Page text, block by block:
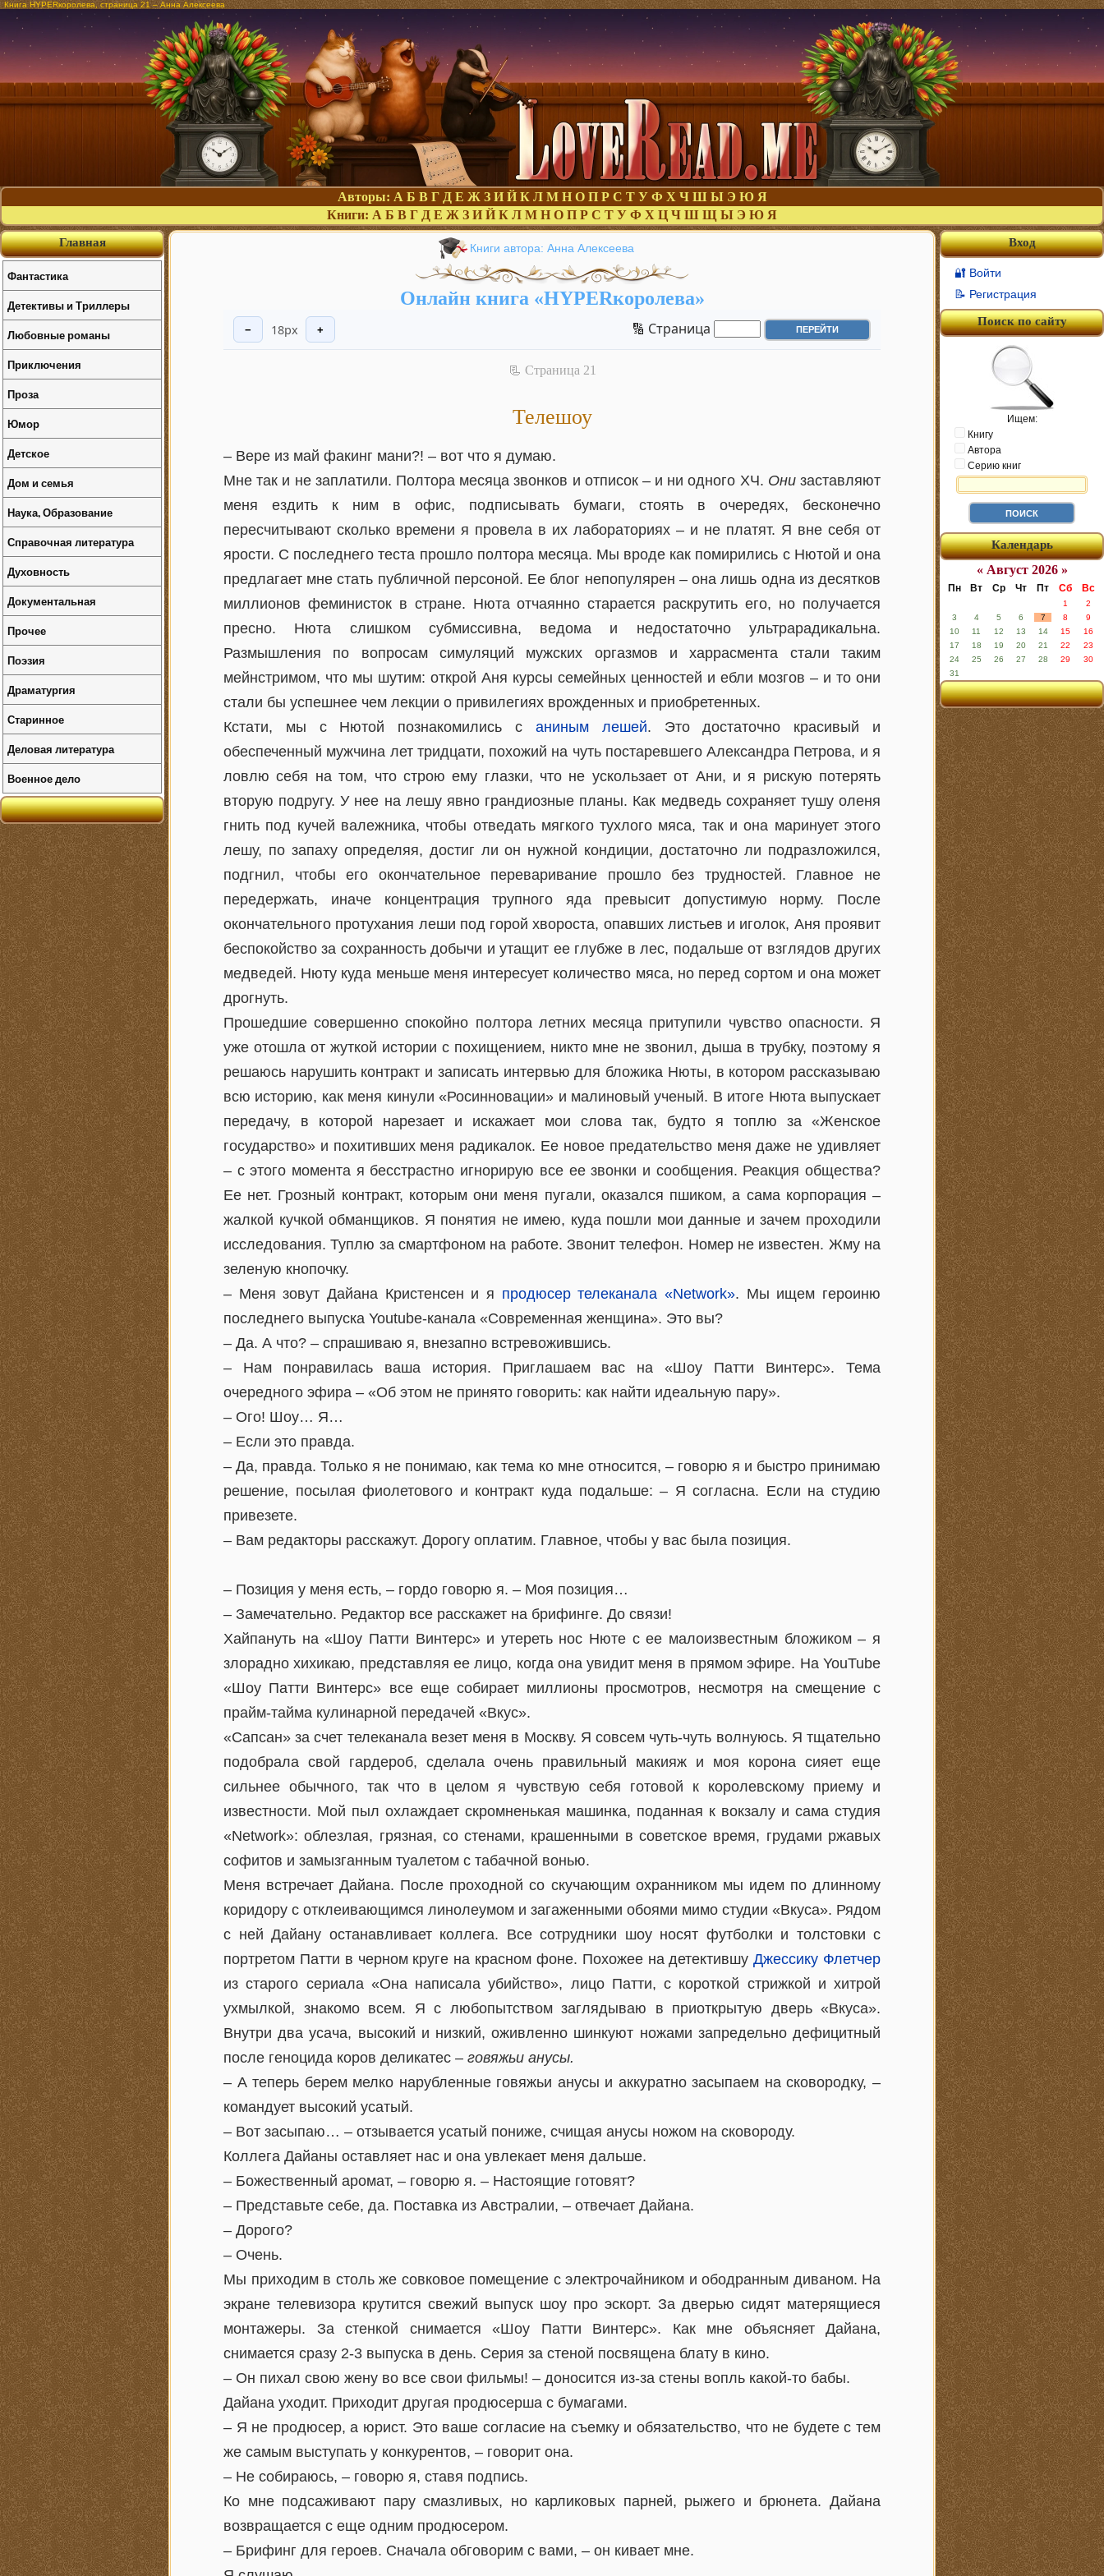
Книга HYPERкоролева, страница 21 – Анна Алексеева
Авторы: А Б В Г Д Е Ж З И Й К Л М Н О П Р С Т У Ф Х Ч Ш Ы Э Ю Я
Книги: А Б В Г Д Е Ж З И Й К Л М Н О П Р С Т У Ф Х Ц Ч Ш Щ Ы Э Ю Я
Книги автора: Анна Алексеева
Онлайн книга «HYPERкоролева»
− 18px + 🔢 Страница
📃 Cтраница 21
Телешоу
– Вере из май факинг мани?! – вот что я думаю.
Мне так и не заплатили. Полтора месяца звонков и отписок – и ни одного ХЧ. Онизаставляют
меня ездить к ним в офис, подписывать бумаги, стоять в очередях, бесконечно
пересчитывают сколько времени я провела в их лабораториях – и не платят. Я вне себя от
ярости. С последнего теста прошло полтора месяца. Мы вроде как помирились с Нютой и она
предлагает мне стать публичной персоной. Ее блог непопулярен – она лишь одна из десятков
миллионов феминисток в стране. Нюта отчаянно старается раскрутить его, но получается
пресно. Нюта слишком субмиссивна, ведома и недостаточно ультрарадикальна.
Размышления по вопросам симуляций мужских оргазмов и харрасмента стали таким
мейнстримом, что мы шутим: открой Аня курсы семейных ценностей и ебли мозгов – и то они
стали бы успешнее чем лекции о привилегиях врожденных и приобретенных.
Кстати, мы с Нютой познакомились с аниным лешей. Это достаточно красивый и
обеспеченный мужчина лет тридцати, похожий на чуть постаревшего Александра Петрова, и я
ловлю себя на том, что строю ему глазки, что не ускользает от Ани, и я рискую потерять
вторую подругу. У нее на лешу явно грандиозные планы. Как медведь сохраняет тушу оленя
гнить под кучей валежника, чтобы отведать мягкого тухлого мяса, так и она маринует этого
лешу, по запаху определяя, достиг ли он нужной кондиции, достаточно ли подразложился,
подгнил, чтобы его окончательное переваривание прошло без трудностей. Главное не
передержать, иначе концентрация трупного яда превысит допустимую норму. После
окончательного протухания леши под горой хвороста, опавших листьев и иголок, Аня проявит
беспокойство за сохранность добычи и утащит ее глубже в лес, подальше от взглядов других
медведей. Нюту куда меньше меня интересует количество мяса, но перед сортом и она может
дрогнуть.
Прошедшие совершенно спокойно полтора летних месяца притупили чувство опасности. Я
уже отошла от жуткой истории с похищением, никто мне не звонил, дыша в трубку, поэтому я
решаюсь нарушить контракт и записать интервью для бложика Нюты, в котором рассказываю
всю историю, как меня кинули «Росинновации» и малиновый ученый. В итоге Нюта выпускает
передачу, в которой нарезает и искажает мои слова так, будто я топлю за «Женское
государство» и похитивших меня радикалок. Ее новое предательство меня даже не удивляет
– с этого момента я бесстрастно игнорирую все ее звонки и сообщения. Реакция общества?
Ее нет. Грозный контракт, которым они меня пугали, оказался пшиком, а сама корпорация –
жалкой кучкой обманщиков. Я понятия не имею, куда пошли мои данные и зачем проходили
исследования. Туплю за смартфоном на работе. Звонит телефон. Номер не известен. Жму на
зеленую кнопочку.
– Меня зовут Дайана Кристенсен и я продюсер телеканала «Network». Мы ищем героиню
последнего выпуска Youtube-канала «Современная женщина». Это вы?
– Да. А что? – спрашиваю я, внезапно встревожившись.
– Нам понравилась ваша история. Приглашаем вас на «Шоу Патти Винтерс». Тема
очередного эфира – «Об этом не принято говорить: как найти идеальную пару».
– Ого! Шоу… Я…
– Если это правда.
– Да, правда. Только я не понимаю, как тема ко мне относится, – говорю я и быстро принимаю
решение, посылая фиолетового и контракт куда подальше: – Я согласна. Если на студию
привезете.
– Вам редакторы расскажут. Дорогу оплатим. Главное, чтобы у вас была позиция.
– Позиция у меня есть, – гордо говорю я. – Моя позиция…
– Замечательно. Редактор все расскажет на брифинге. До связи!
Хайпануть на «Шоу Патти Винтерс» и утереть нос Нюте с ее малоизвестным бложиком – я
злорадно хихикаю, представляя ее лицо, когда она увидит меня в прямом эфире. На YouTube
«Шоу Патти Винтерс» все еще собирает миллионы просмотров, несмотря на смещение с
прайм-тайма кулинарной передачей «Вкус».
«Сапсан» за счет телеканала везет меня в Москву. Я совсем чуть-чуть волнуюсь. Я тщательно
подобрала свой гардероб, сделала очень правильный макияж и моя корона сияет еще
сильнее обычного, так что в целом я чувствую себя готовой к королевскому приему и
известности. Мой пыл охлаждает скромненькая машинка, поданная к вокзалу и сама студия
«Network»: облезлая, грязная, со стенами, крашенными в советское время, грудами ржавых
софитов и замызганным туалетом с табачной вонью.
Меня встречает Дайана. После проходной со скучающим охранником мы идем по длинному
коридору с отклеивающимся линолеумом и загаженными обоями мимо студии «Вкуса». Рядом
с ней Дайану останавливает коллега. Все сотрудники шоу носят футболки и толстовки с
портретом Патти в черном круге на красном фоне. Похожее на детектившуДжессику Флетчер
из старого сериала «Она написала убийство», лицо Патти, с короткой стрижкой и хитрой
ухмылкой, знакомо всем. Я с любопытством заглядываю в приоткрытую дверь «Вкуса».
Внутри два усача, высокий и низкий, оживленно шинкуют ножами запредельно дефицитный
после геноцида коров деликатес – говяжьи анусы.
– А теперь берем мелко нарубленные говяжьи анусы и аккуратно засыпаем на сковородку, –
командует высокий усатый.
– Вот засыпаю… – отзывается усатый пониже, счищая анусы ножом на сковороду.
Коллега Дайаны оставляет нас и она увлекает меня дальше.
– Божественный аромат, – говорю я. – Настоящие готовят?
– Представьте себе, да. Поставка из Австралии, – отвечает Дайана.
– Дорого?
– Очень.
Мы приходим в столь же совковое помещение с электрочайником и ободранным диваном. На
экране телевизора крутится свежий выпуск шоу про эскорт. За дверью сидят матерящиеся
монтажеры. За стенкой снимается «Шоу Патти Винтерс». Как мне объясняет Дайана,
снимается сразу 2-3 выпуска в день. Серия за стеной посвящена блату в кино.
– Он пихал свою жену во все свои фильмы! – доносится из-за стены вопль какой-то бабы.
Дайана уходит. Приходит другая продюсерша с бумагами.
– Я не продюсер, а юрист. Это ваше согласие на съемку и обязательство, что не будете с тем
же самым выступать у конкурентов, – говорит она.
– Не собираюсь, – говорю я, ставя подпись.
Ко мне подсаживают пару смазливых, но карликовых парней, рыжего и брюнета. Дайана
возвращается с еще одним продюсером.
– Брифинг для героев. Сначала обговорим с вами, – он кивает мне.
Вход
🔐 Войти
📝 Регистрация
Поиск по сайту
Ищем:
Книгу
Автора
Серию книг
Календарь
« Август 2026 »
Пн Вт Ср Чт Пт Сб Вс
1
2
3
4 5 6 7 8
9
10
11 12 13 14 15
16
17
18 19 20 21 22
23
24
25 26 27 28 29
30
31
Главная
Фантастика
Детективы и Триллеры
Любовные романы
Приключения
Проза
Юмор
Детское
Дом и семья
Наука, Образование
Справочная литература
Духовность
Документальная
Прочее
Поэзия
Драматургия
Старинное
Деловая литература
Военное дело